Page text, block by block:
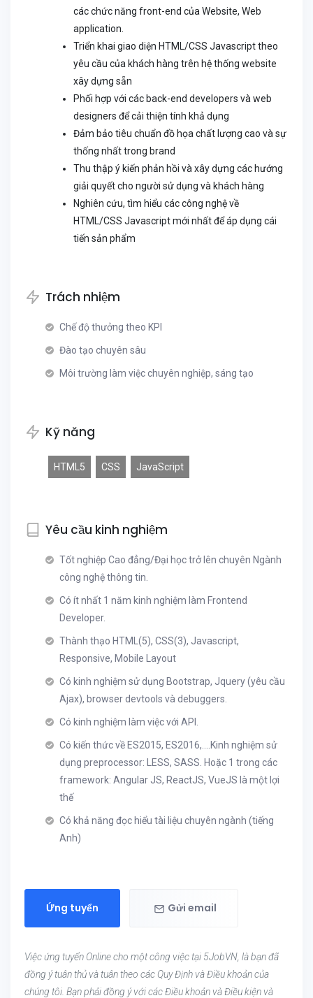
các chức năng front-end của Website, Web
application.
Triển khai giao diện HTML/CSS Javascript theo
yêu cầu của khách hàng trên hệ thống website
xây dựng sẵn
Phối hợp với các back-end developers và web
designers để cải thiện tính khả dụng
Đảm bảo tiêu chuẩn đồ họa chất lượng cao và sự
thống nhất trong brand
Thu thập ý kiến phản hồi và xây dựng các hướng
giải quyết cho người sử dụng và khách hàng
Nghiên cứu, tìm hiểu các công nghệ về
HTML/CSS Javascript mới nhất để áp dụng cái
tiến sản phẩm
Trách nhiệm
Chế độ thưởng theo KPI
Đào tạo chuyên sâu
Môi trường làm việc chuyên nghiệp, sáng tạo
Kỹ năng
HTML5 CSS JavaScript
Yêu cầu kinh nghiệm
Tốt nghiệp Cao đẳng/Đại học trở lên chuyên Ngành
công nghệ thông tin.
Có ít nhất 1 năm kinh nghiệm làm Frontend
Developer.
Thành thạo HTML(5), CSS(3), Javascript,
Responsive, Mobile Layout
Có kinh nghiệm sử dụng Bootstrap, Jquery (yêu cầu
Ajax), browser devtools và debuggers.
Có kinh nghiệm làm việc với API.
Có kiến thức về ES2015, ES2016,....Kinh nghiệm sử
dụng preprocessor: LESS, SASS. Hoặc 1 trong các
framework: Angular JS, ReactJS, VueJS là một lợi
thế
Có khả năng đọc hiểu tài liệu chuyên ngành (tiếng
Anh)
Ứng tuyển Gửi email
Việc ứng tuyển Online cho một công việc tại 5JobVN, là bạn đã
đồng ý tuân thủ và tuân theo các Quy Định và Điều khoản của
chúng tôi. Bạn phải đồng ý với các Điều khoản và Điều kiện và